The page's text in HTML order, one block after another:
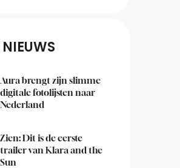
Aura brengt zijn slimme
digitale fotolijsten naar
Nederland
Zien: Dit is de eerste
trailer van Klara and the
Sun